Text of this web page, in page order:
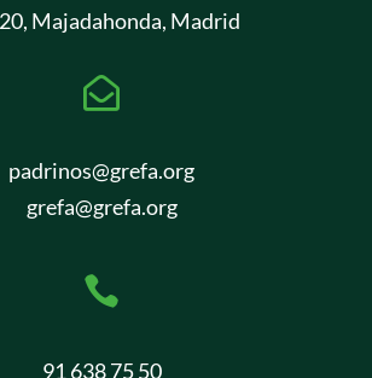
Majadahonda, Madrid

padrinos@grefa.org
grefa@grefa.org

91 638 75 50